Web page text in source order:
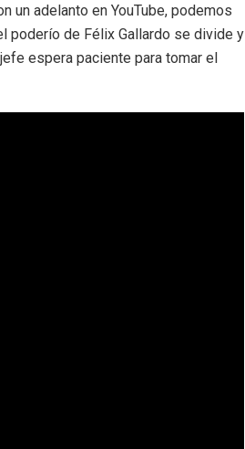
un adelanto en YouTube, podemos
poderío de Félix Gallardo se divide y
espera paciente para tomar el